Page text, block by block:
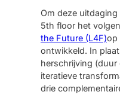
Om deze
5th floor het
the Future (L4F)op
ontwikkeld. In
herschrijving (duur
iteratieve
drie